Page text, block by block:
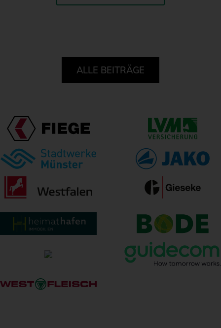
ALLE BEITRÄGE